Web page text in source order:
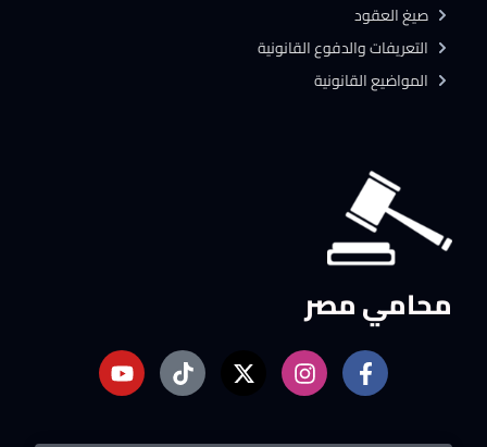
محامي مصر
صيغ العقود
التعريفات والدفوع القانونية
المواضيع القانونية